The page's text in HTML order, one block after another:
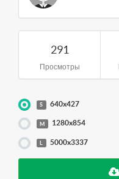
291
Просмотры
S 640x427
M 1280x854
5000x3337